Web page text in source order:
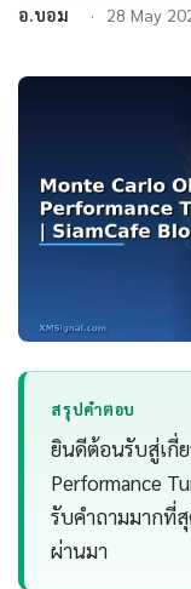
อ.บอม 28 May
สรุปคำตอบ
ยินดีต้อนรับสู่เกี่ย
Performance
รับคำถามมากที่สุ
ผ่านมา